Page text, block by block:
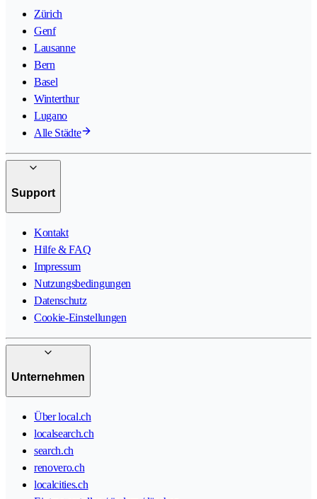
Zürich
Genf
Lausanne
Bern
Basel
Winterthur
Lugano
Alle Städte
Support
Kontakt
Hilfe & FAQ
Impressum
Nutzungsbedingungen
Datenschutz
Cookie-Einstellungen
Unternehmen
Über local.ch
localsearch.ch
search.ch
renovero.ch
localcities.ch